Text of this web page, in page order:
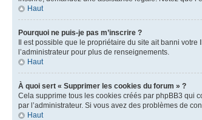
Haut
Pourquoi ne puis-je pas m’inscrire ?
Il est possible que le propriétaire du site ait banni
l’administrateur pour plus de renseignements.
Haut
À quoi sert « Supprimer les cookies du forum » ?
Cela supprime tous les cookies créés par phpBB3 qui
par l’administrateur. Si vous avez des problèmes de
Haut